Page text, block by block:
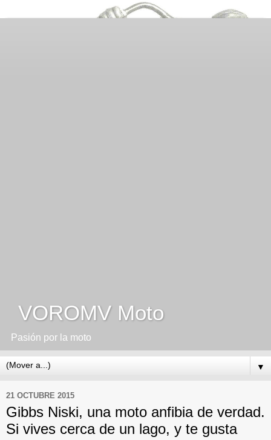
VOROMV Moto
Pasión por la moto
▼
21 OCTUBRE 2015
Gibbs Niski, una moto anfibia de verdad.
Si vives cerca de un lago, y te gusta